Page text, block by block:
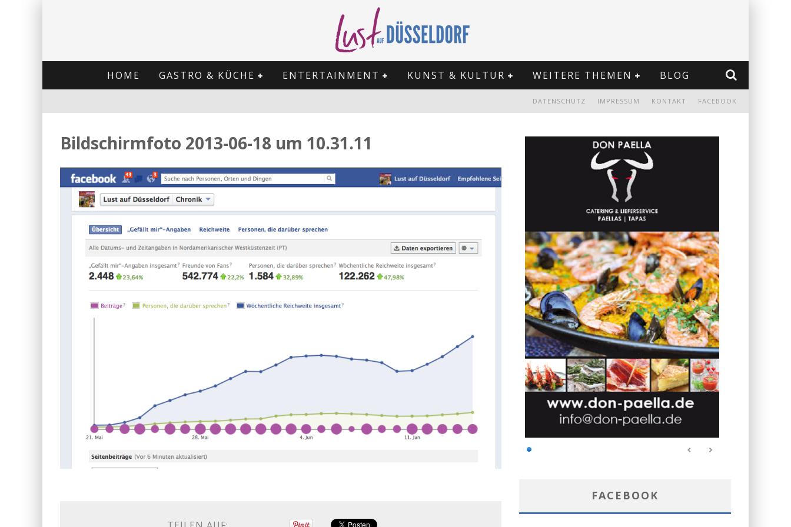
HOME GASTRO & KÜCHE ENTERTAINMENT KUNST & KULTUR WEITERE THEMEN BLOG
FACEBOOK
KONTAKT
IMPRESSUM
DATENSCHUTZ
Bildschirmfoto 2013-06-18 um 10.31.11
FACEBOOK